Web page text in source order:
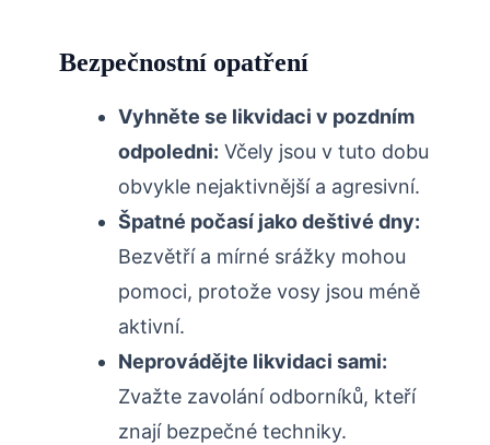
Bezpečnostní opatření
Vyhněte se ⁣likvidaci v pozdním
odpoledni: Včely jsou v tuto dobu
obvykle nejaktivnější a agresivní.
Špatné počasí⁤ jako deštivé dny:
Bezvětří a mírné srážky mohou
pomoci, protože vosy‍ jsou méně
aktivní.
Neprovádějte likvidaci sami:
Zvažte ⁢zavolání odborníků, kteří
znají bezpečné techniky.